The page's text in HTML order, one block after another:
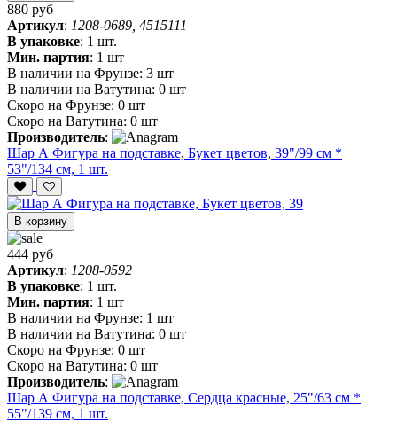
880 руб
Артикул: 1208-0689, 4515111
В упаковке: 1 шт.
Мин. партия: 1 шт
В наличии на Фрунзе: 3 шт
В наличии на Ватутина: 0 шт
Скоро на Фрунзе: 0 шт
Скоро на Ватутина: 0 шт
Производитель:
Шар А Фигура на подставке, Букет цветов, 39"/99 см *
53"/134 см, 1 шт.
В корзину
444 руб
Артикул: 1208-0592
В упаковке: 1 шт.
Мин. партия: 1 шт
В наличии на Фрунзе: 1 шт
В наличии на Ватутина: 0 шт
Скоро на Фрунзе: 0 шт
Скоро на Ватутина: 0 шт
Производитель:
Шар А Фигура на подставке, Сердца красные, 25"/63 см *
55"/139 см, 1 шт.